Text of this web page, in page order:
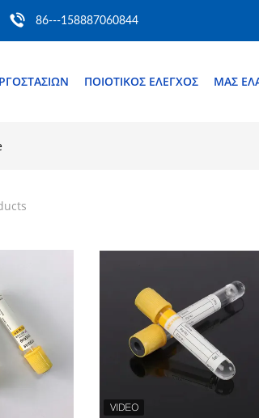
86---158887060844
ΠΟΙΟΤΙΚΌΣ ΈΛΕΓΧΟΣ ΜΑΣ